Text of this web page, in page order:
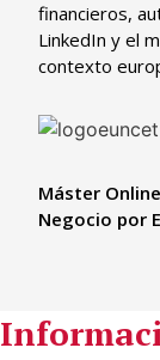
financieros,
LinkedIn y el
contexto
Máster
Negocio por